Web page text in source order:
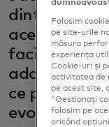
dintre
acele
faci, cum
adaugă
ce privește
evoluează
Folosim
pe site-urile
măsura
experiența
Cookie-uri și
activitatea de
pe acest site,
"Gestionați
folosim pe
oricând